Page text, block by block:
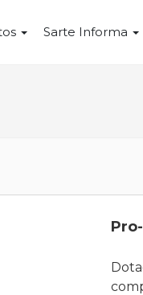
Sarte Informa